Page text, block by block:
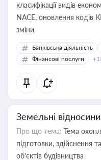
класифікації видів
NACE, оновлення кодів
зміни
Банківська діяльність
Фінансові послуги
Земельні
Про що тема: Тема
підготовки, здійснення
об’єктів будівництва